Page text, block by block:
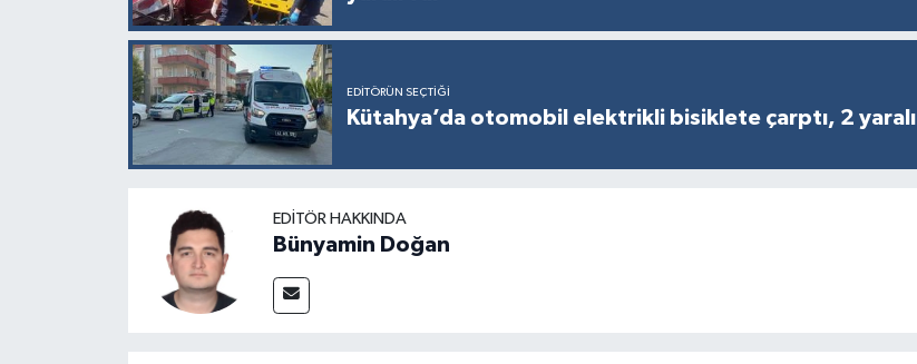
EDITÖRÜN SEÇTIĞI
Kütahya’da otomobil elektrikli bisiklete çarptı, 2 yaralı
EDITÖR HAKKINDA
Bünyamin Doğan